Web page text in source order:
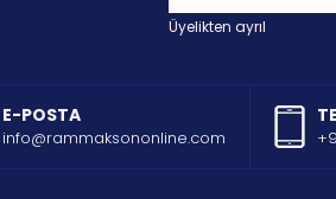
Üyelikten ayrıl
E-POSTA
info@rammaksononline.com